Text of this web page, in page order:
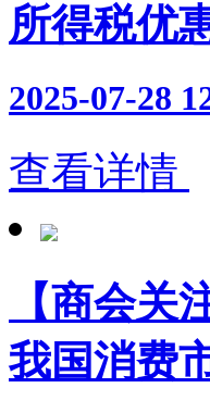
所得税优
2025-07-28
查看详情
【商会关
我国消费